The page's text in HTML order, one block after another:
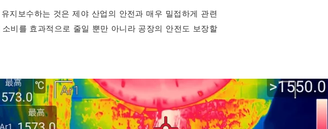
지보수하는 것은 제야 산업의 안전과 매우 밀접하게 관련
비를 효과적으로 줄일 뿐만 아니라 공장의 안전도 보장할